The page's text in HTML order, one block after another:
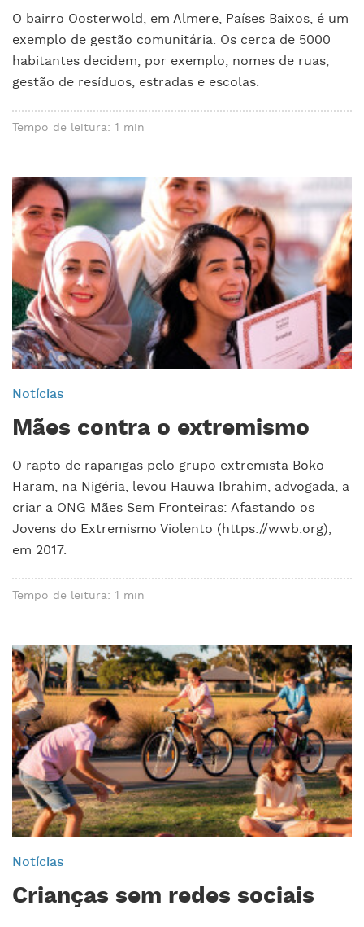
O bairro Oosterwold, em Almere, Países Baixos, é um
exemplo de gestão comunitária. Os cerca de 5000
habitantes decidem, por exemplo, nomes de ruas,
gestão de resíduos, estradas e escolas.
Tempo de leitura: 1 min
Notícias
Mães contra o extremismo
O rapto de raparigas pelo grupo extremista Boko
Haram, na Nigéria, levou Hauwa Ibrahim, advogada, a
criar a ONG Mães Sem Fronteiras: Afastando os
Jovens do Extremismo Violento (https://wwb.org),
em 2017.
Tempo de leitura: 1 min
Notícias
Crianças sem redes sociais